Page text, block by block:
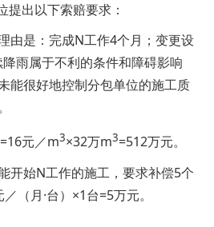
提出以下索赔要求：
由是：完成N工作4个月；变更设
雨属于不利的条件和障碍影响
能很好地控制分包单位的施工质
元／m3×32万m3=512万元。
开始N工作的施工，要求补偿5个
（月·台）×1台=5万元。